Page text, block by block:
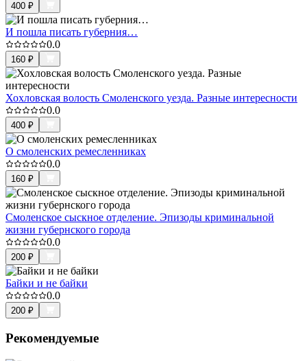
400 ₽
И пошла писать губерния…
0.0
160 ₽
Хохловская волость Смоленского уезда. Разные интересности
0.0
400 ₽
О смоленских ремесленниках
0.0
160 ₽
Смоленское сыскное отделение. Эпизоды криминальной
жизни губернского города
0.0
200 ₽
Байки и не байки
0.0
200 ₽
Рекомендуемые